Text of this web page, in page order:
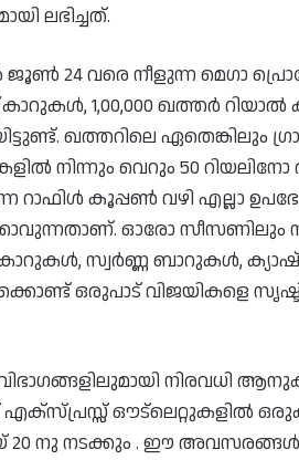
ലഭിച്ചത്.
ജൂൺ 24 വരെ നീളുന്ന മെഗാ
1,00,000 ഖത്തർ
ഖത്തറിലെ ഏതെങ്കിലും
നിന്നും വെറും 50
റാഫിൾ കൂപ്പൺ വഴി എല്ലാ
ഓരോ സീസണിലും
സ്വർണ്ണ ബാറുകൾ,
ഒരുപാട് വിജയികളെ
നിരവധി
എക്സ്പ്രസ്സ് ഔട്ലെറ്റുകളിൽ
20 നു നടക്കും . ഈ അവസരങ്ങൾ